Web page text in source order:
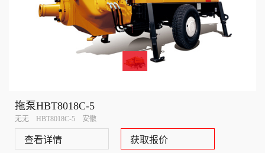
拖泵HBT8018C-5
无无 HBT8018C-5 安徽
查看详情 获取报价